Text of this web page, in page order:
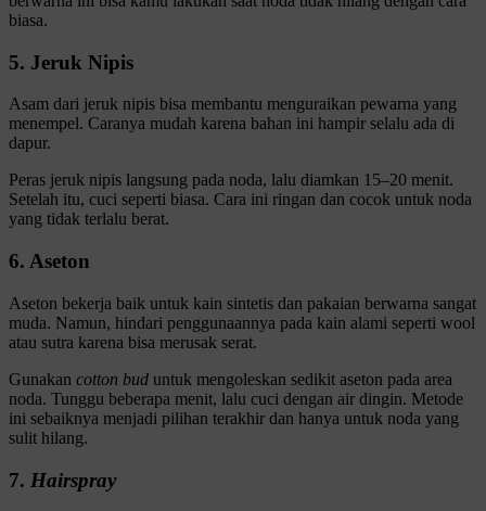
biasa.
5. Jeruk Nipis
Asam dari jeruk nipis bisa membantu menguraikan pewarna yang
menempel. Caranya mudah karena bahan ini hampir selalu ada di
dapur.
Peras jeruk nipis langsung pada noda, lalu diamkan 15–20 menit.
Setelah itu, cuci seperti biasa. Cara ini ringan dan cocok untuk noda
yang tidak terlalu berat.
6. Aseton
Aseton bekerja baik untuk kain sintetis dan pakaian berwarna sangat
muda. Namun, hindari penggunaannya pada kain alami seperti wool
atau sutra karena bisa merusak serat.
Gunakan cotton bud untuk mengoleskan sedikit aseton pada area
noda. Tunggu beberapa menit, lalu cuci dengan air dingin. Metode
ini sebaiknya menjadi pilihan terakhir dan hanya untuk noda yang
sulit hilang.
7. Hairspray